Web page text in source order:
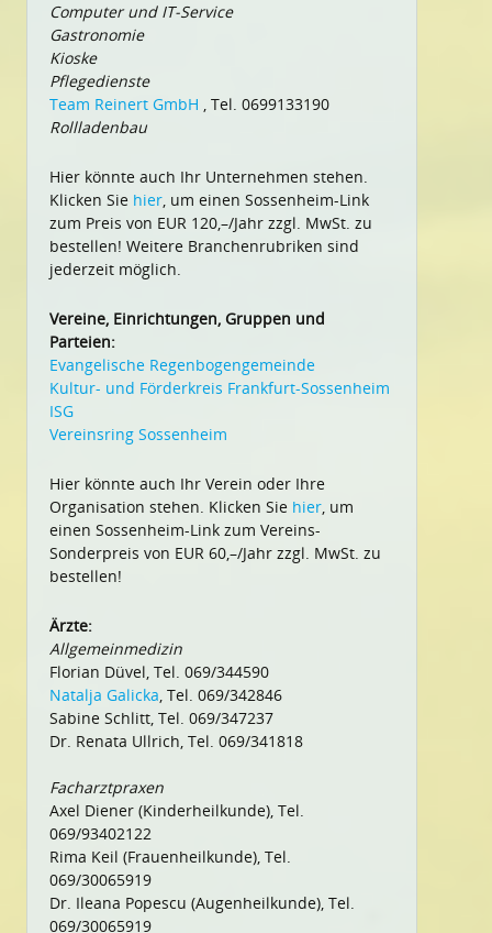
Computer und IT-Service
Gastronomie
Kioske
Pflegedienste
Team Reinert GmbH , Tel. 0699133190
Rollladenbau
Hier könnte auch Ihr Unternehmen stehen.
Klicken Sie hier, um einen Sossenheim-Link
zum Preis von EUR 120,–/Jahr zzgl. MwSt. zu
bestellen! Weitere Branchenrubriken sind
jederzeit möglich.
Vereine, Einrichtungen, Gruppen und
Parteien:
Evangelische Regenbogengemeinde
Kultur- und Förderkreis Frankfurt-Sossenheim
ISG
Vereinsring Sossenheim
Hier könnte auch Ihr Verein oder Ihre
Organisation stehen. Klicken Sie hier, um
einen Sossenheim-Link zum Vereins-
Sonderpreis von EUR 60,–/Jahr zzgl. MwSt. zu
bestellen!
Ärzte:
Allgemeinmedizin
Florian Düvel, Tel. 069/344590
Natalja Galicka, Tel. 069/342846
Sabine Schlitt, Tel. 069/347237
Dr. Renata Ullrich, Tel. 069/341818
Facharztpraxen
Axel Diener (Kinderheilkunde), Tel.
069/93402122
Rima Keil (Frauenheilkunde), Tel.
069/30065919
Dr. Ileana Popescu (Augenheilkunde), Tel.
069/30065919